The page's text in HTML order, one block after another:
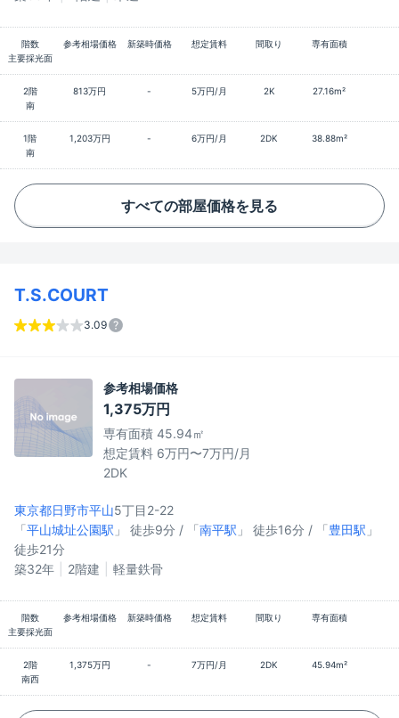
階数 参考相場価格 新築時価格 想定賃料 間取り
専有面積
主要採光面
2階 813万円 - 5万円/月 2K
27.16m²
南
1階 1,203万円 - 6万円/月 2DK
38.88m²
南
すべての部屋価格を見る
T.S.COURT
3.09
参考相場価格
1,375万円
専有面積 45.94㎡
想定賃料 6万円〜7万円/月
2DK
東京都日野市平山5丁目2-22
「平山城址公園駅 」 徒歩9分 / 「南平駅 」 徒歩16分 / 「豊田駅 」
徒歩21分
築32年
2階建 軽量鉄骨
階数 参考相場価格 新築時価格 想定賃料 間取り
専有面積
主要採光面
2階 1,375万円 - 7万円/月 2DK
45.94m²
南西